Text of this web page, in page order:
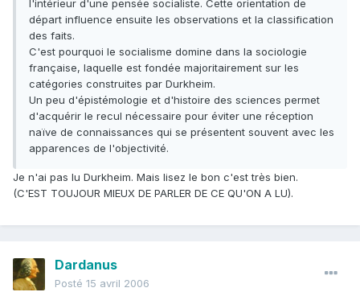
l'intérieur d'une pensée socialiste. Cette orientation de
départ influence ensuite les observations et la classification
des faits.
C'est pourquoi le socialisme domine dans la sociologie
française, laquelle est fondée majoritairement sur les
catégories construites par Durkheim.
Un peu d'épistémologie et d'histoire des sciences permet
d'acquérir le recul nécessaire pour éviter une réception
naïve de connaissances qui se présentent souvent avec les
apparences de l'objectivité.
Je n'ai pas lu Durkheim. Mais lisez le bon c'est très bien.
(C'EST TOUJOUR MIEUX DE PARLER DE CE QU'ON A LU).
Dardanus
Posté 15 avril 2006